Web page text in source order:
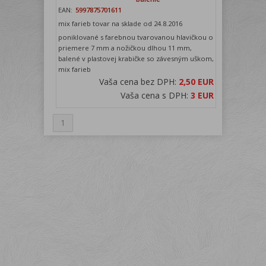
EAN: 5997875701611
mix farieb tovar na sklade od 24.8.2016
poniklované s farebnou tvarovanou hlavičkou o
priemere 7 mm a nožičkou dlhou 11 mm,
balené v plastovej krabičke so závesným uškom,
mix farieb
Vaša cena bez DPH: 2,50 EUR
Vaša cena s DPH:3 EUR
1